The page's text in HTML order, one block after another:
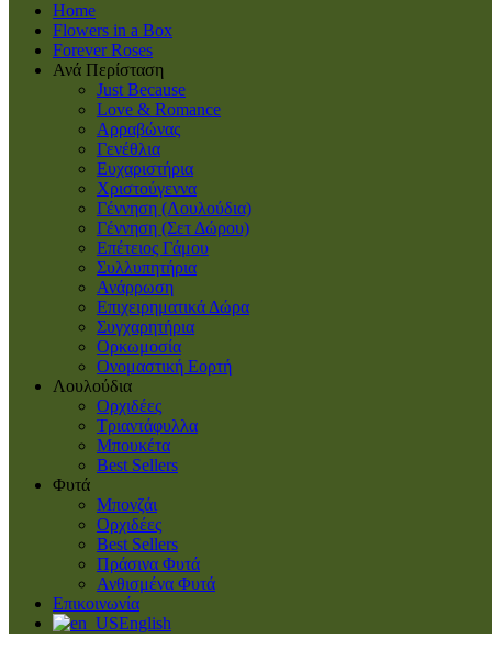
Home
Flowers in a Box
Forever Roses
Ανά Περίσταση
Just Because
Love & Romance
Αρραβώνας
Γενέθλια
Ευχαριστήρια
Χριστούγεννα
Γέννηση (Λουλούδια)
Γέννηση (Σετ Δώρου)
Επέτειος Γάμου
Συλλυπητήρια
Ανάρρωση
Επιχειρηματικά Δώρα
Συγχαρητήρια
Ορκωμοσία
Ονομαστική Εορτή
Λουλούδια
Ορχιδέες
Τριαντάφυλλα
Μπουκέτα
Best Sellers
Φυτά
Μπονζάι
Ορχιδέες
Best Sellers
Πράσινα Φυτά
Ανθισμένα Φυτά
Επικοινωνία
English